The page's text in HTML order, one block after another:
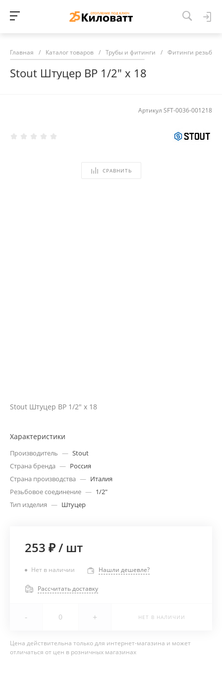
Главная / Каталог товаров / Трубы и фитинги / Фитинги
Stout Штуцер ВР 1/2" х 18
Артикул SFT-0036-001218
СРАВНИТЬ
Stout Штуцер ВР 1/2" х 18
Характеристики
Производитель — Stout
Страна бренда — Россия
Страна производства — Италия
Резьбовое соединение — 1/2"
Тип изделия — Штуцер
253 ₽/ шт
Нет в наличии Нашли дешевле?
Рассчитать доставку
- + НЕТ В НАЛИЧИИ
Цена действительна только для интернет-магазина и может
отличаться от цен в розничных магазинах